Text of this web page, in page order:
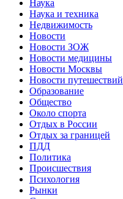
Наука
Наука и техника
Недвижимость
Новости
Новости ЗОЖ
Новости медицины
Новости Москвы
Новости путешествий
Образование
Общество
Около спорта
Отдых в России
Отдых за границей
ПДД
Политика
Происшествия
Психология
Рынки